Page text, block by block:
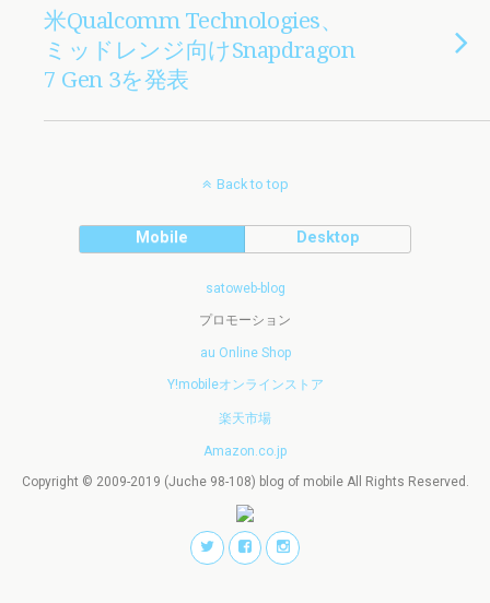
米Qualcomm Technologies、
ミッドレンジ向けSnapdragon
7 Gen 3を発表
Back to top
Mobile Desktop
satoweb-blog
プロモーション
au Online Shop
Y!mobileオンラインストア
楽天市場
Amazon.co.jp
Copyright © 2009-2019 (Juche 98-108) blog of mobile All Rights Reserved.